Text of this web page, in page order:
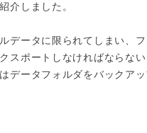
介しました。
データに限られてしまい、
スポートしなければならな
データフォルダをバックア